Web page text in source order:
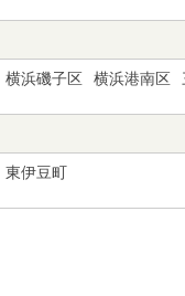
横浜磯子区 横浜港南区
東伊豆町